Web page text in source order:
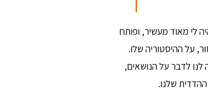
לי מאוד מעשיר, ופותח
על ההיסטוריה שלו.
לדבר על הנושאים,
שלנו.